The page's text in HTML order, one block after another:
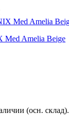
Med Amelia Beige
(осн. склад).